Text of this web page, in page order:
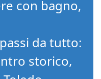
con bagno,
da tutto:
storico,